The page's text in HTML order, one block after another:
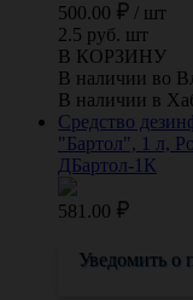
500.00 / шт
2.5 руб. шт
В КОРЗИНУ
В наличии во
В наличии в
Средство
"Бартол", 1 л,
ДБартол-1К
581.00
Уведомить о